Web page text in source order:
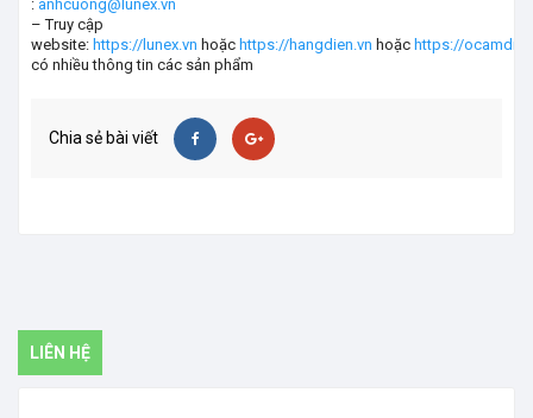
: anhcuong@lunex.vn
– Truy cập
website: https://lunex.vn hoặc https://hangdien.vn hoặc https://
có nhiều thông tin các sản phẩm
Chia sẻ bài viết
LIÊN HỆ